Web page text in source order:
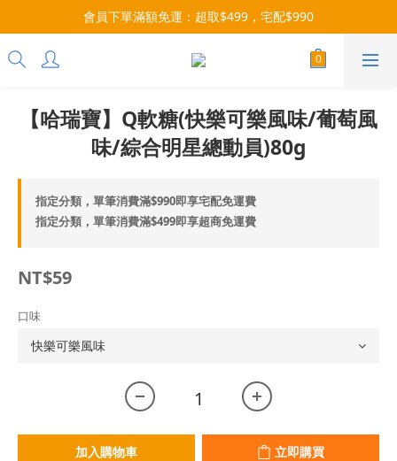
每月9號會員日，消費點數3倍送！把握機會，趕緊下單！
會員下單滿額免運：超取$499，宅配$990
07/28-08/31 爸氣一擊・限時開搶
【哈瑞寶】Q軟糖(快樂可樂風味/葡萄風
味/綜合明星總動員)80g
指定分類，單筆消費滿$990即享宅配免運費
指定分類，單筆消費滿$499即享超商免運費
NT$59
口味
加入購物車 立即購買